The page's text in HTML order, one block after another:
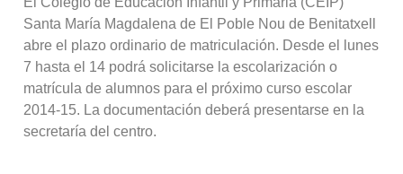
Santa María Magdalena de El Poble Nou de Benitatxell
abre el plazo ordinario de matriculación. Desde el lunes
7 hasta el 14 podrá solicitarse la escolarización o
matrícula de alumnos para el próximo curso escolar
2014-15. La documentación deberá presentarse en la
secretaría del centro.